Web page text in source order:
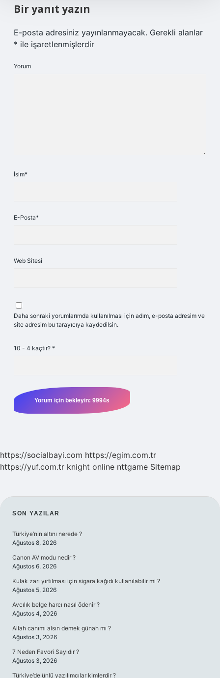
Bir yanıt yazın
E-posta adresiniz yayınlanmayacak. Gerekli alanlar
* ile işaretlenmişlerdir
Yorum
İsim*
E-Posta*
Web Sitesi
Daha sonraki yorumlarımda kullanılması için adım, e-posta adresim ve
site adresim bu tarayıcıya kaydedilsin.
10 - 4 kaçtır? *
https://socialbayi.com https://egim.com.tr
https://yuf.com.tr knight online nttgame Sitemap
SIDEBAR
SON YAZILAR
Türkiye’nin altını nerede ?
Ağustos 8, 2026
Canon AV modu nedir ?
Ağustos 6, 2026
Kulak zarı yırtılması için sigara kağıdı kullanılabilir mi ?
Ağustos 5, 2026
Avcılık belge harcı nasıl ödenir ?
Ağustos 4, 2026
Allah canımı alsın demek günah mı ?
Ağustos 3, 2026
7 Neden Favori Sayıdır ?
Ağustos 3, 2026
Türkiye’de ünlü yazılımcılar kimlerdir ?